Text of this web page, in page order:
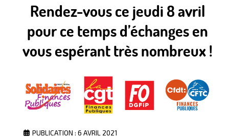
Rendez-vous ce jeudi 8 avril
pour ce temps d’échanges en
vous espérant très nombreux !
PUBLICATION : 6 AVRIL 2021